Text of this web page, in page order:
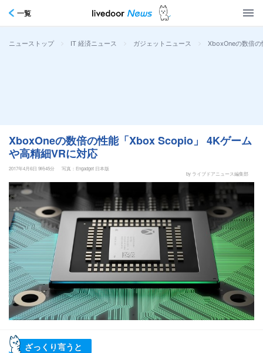
一覧
ニューストップ > IT 経済ニュース > ガジェットニュース > XboxOneの数倍
XboxOneの数倍の性能「Xbox Scopio」 4Kゲーム
や高精細VRに対応
2017年4月6日 9時45分
写真：Engadget 日本版
by ライブドアニュース編集部
ざっくり言うと